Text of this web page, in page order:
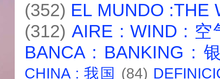
(352) EL MUNDO :THE
(312) AIRE : WIND : 空
BANCA : BANKING :
CHINA : 我国 (84)